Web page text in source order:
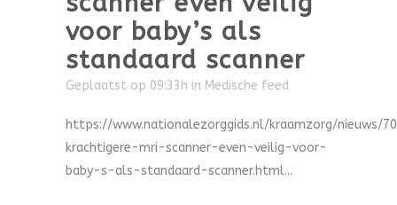
voor baby’s als
standaard scanner
Geplaatst op 09:33h in Medische feed
https://www.nationalezorggids.nl/kraamzorg/nieuws/
krachtigere-mri-scanner-even-veilig-voor-
baby-s-als-standaard-scanner.html...